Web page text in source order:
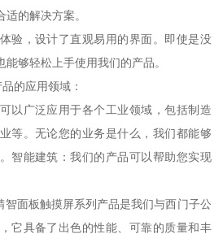
的解决方案。
验，设计了直观易用的界面。即使是没
够轻松上手使用我们的产品。
的应用领域：
以广泛应用于各个工业领域，包括制造
等。无论您的业务是什么，我们都能够
智能建筑：我们的产品可以帮助您实现
板触摸屏系列产品是我们与西门子公
它具备了出色的性能、可靠的质量和丰